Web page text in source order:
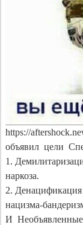
https://
объявил  цели
1.
наркоза.
2. Денацификация
нацизма-
И